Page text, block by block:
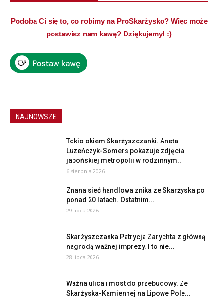
Podoba Ci się to, co robimy na ProSkarżysko? Więc może
postawisz nam kawę? Dziękujemy! :)
NAJNOWSZE
Tokio okiem Skarżyszczanki. Aneta
Luzeńczyk-Somers pokazuje zdjęcia
japońskiej metropolii w rodzinnym...
6 sierpnia 2026
Znana sieć handlowa znika ze Skarżyska po
ponad 20 latach. Ostatnim...
29 lipca 2026
Skarżyszczanka Patrycja Zarychta z główną
nagrodą ważnej imprezy. I to nie...
28 lipca 2026
Ważna ulica i most do przebudowy. Ze
Skarżyska-Kamiennej na Lipowe Pole...